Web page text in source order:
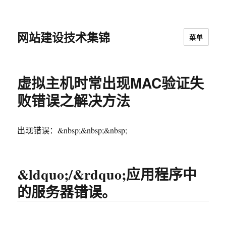
网站建设技术集锦 菜单
虚拟主机时常出现MAC验证失
败错误之解决方法
出现错误：&nbsp;&nbsp;&nbsp;
&ldquo;/&rdquo;应用程序中
的服务器错误。